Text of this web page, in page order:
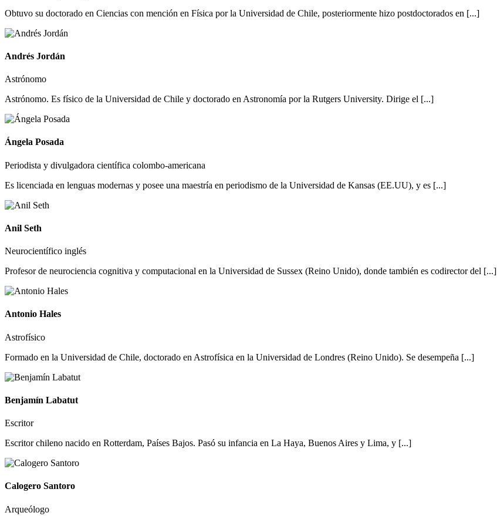
Obtuvo su doctorado en Ciencias con mención en Física por la Universidad de Chile, posteriormente hizo postdoctorados en [...]
Andrés Jordán
Astrónomo
Astrónomo. Es físico de la Universidad de Chile y doctorado en Astronomía por la Rutgers University. Dirige el [...]
Ángela Posada
Periodista y divulgadora científica colombo-americana
Es licenciada en lenguas modernas y posee una maestría en periodismo de la Universidad de Kansas (EE.UU), y es [...]
Anil Seth
Neurocientífico inglés
Profesor de neurociencia cognitiva y computacional en la Universidad de Sussex (Reino Unido), donde también es codirector del [...]
Antonio Hales
Astrofísico
Formado en la Universidad de Chile, doctorado en Astrofísica en la Universidad de Londres (Reino Unido). Se desempeña [...]
Benjamín Labatut
Escritor
Escritor chileno nacido en Rotterdam, Países Bajos. Pasó su infancia en La Haya, Buenos Aires y Lima, y [...]
Calogero Santoro
Arqueólogo